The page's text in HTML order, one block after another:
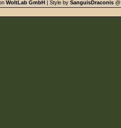
WoltLab GmbH| Style by SanguisDraconis@